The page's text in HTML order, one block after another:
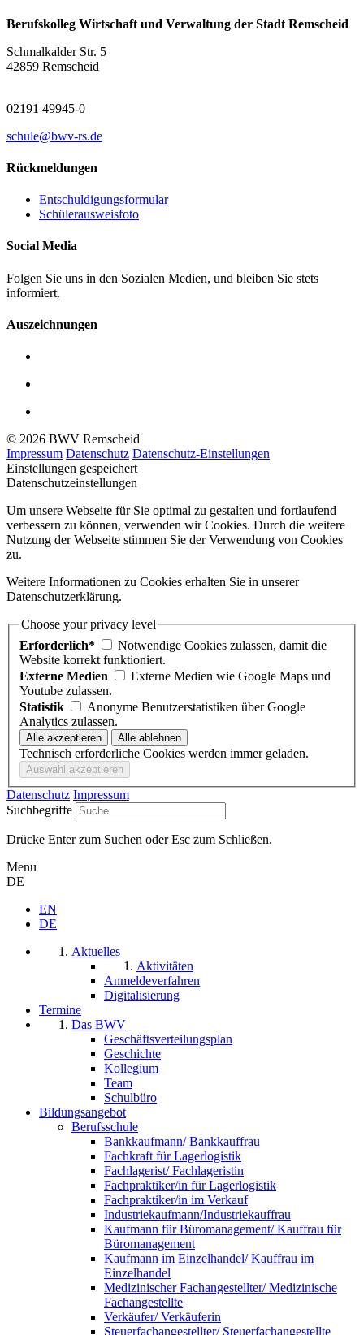
Berufskolleg Wirtschaft und Verwaltung der Stadt Remscheid
Schmalkalder Str. 5
42859 Remscheid
02191 49945-0
schule@bwv-rs.de
Rückmeldungen
Entschuldigungsformular
Schülerausweisfoto
Social Media
Folgen Sie uns in den Sozialen Medien, und bleiben Sie stets
informiert.
Auszeichnungen
© 2026 BWV Remscheid
Impressum Datenschutz Datenschutz-Einstellungen
Einstellungen gespeichert
Datenschutzeinstellungen
Um unsere Webseite für Sie optimal zu gestalten und fortlaufend
verbessern zu können, verwenden wir Cookies. Durch die weitere
Nutzung der Webseite stimmen Sie der Verwendung von Cookies
zu.
Weitere Informationen zu Cookies erhalten Sie in unserer
Datenschutzerklärung.
Choose your privacy level
Erforderlich*
Notwendige Cookies zulassen, damit die
Website korrekt funktioniert.
Externe Medien
Externe Medien wie Google Maps und
Youtube zulassen.
Statistik
Anonyme Benutzerstatistiken über Google
Analytics zulassen.
Technisch erforderliche Cookies werden immer geladen.
Datenschutz Impressum
Suchbegriffe
Drücke Enter zum Suchen oder Esc zum Schließen.
Menu
DE
EN
DE
Aktuelles
Aktivitäten
Anmeldeverfahren
Digitalisierung
Termine
Das BWV
Geschäftsverteilungsplan
Geschichte
Kollegium
Team
Schulbüro
Bildungsangebot
Berufsschule
Bankkaufmann/ Bankkauffrau
Fachkraft für Lagerlogistik
Fachlagerist/ Fachlageristin
Fachpraktiker/in für Lagerlogistik
Fachpraktiker/in im Verkauf
Industriekaufmann/Industriekauffrau
Kaufmann für Büromanagement/ Kauffrau für
Büromanagement
Kaufmann im Einzelhandel/ Kauffrau im
Einzelhandel
Medizinischer Fachangestellter/ Medizinische
Fachangestellte
Verkäufer/ Verkäuferin
Steuerfachangestellter/ Steuerfachangestellte